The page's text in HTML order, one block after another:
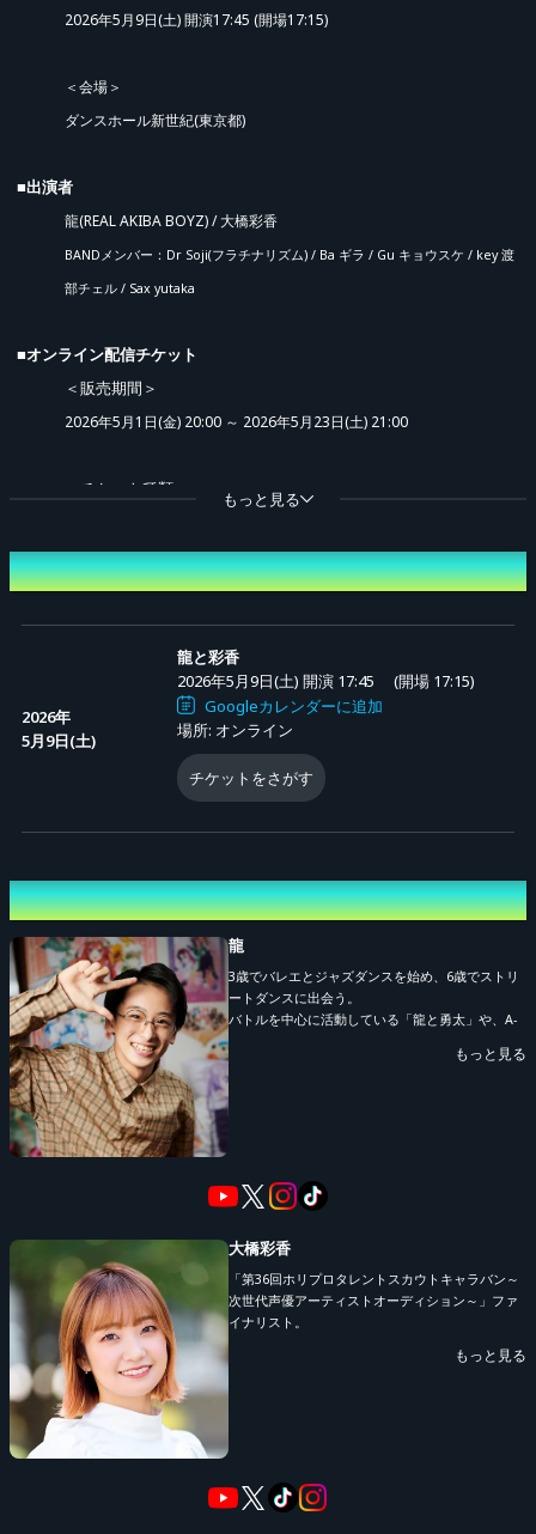
先行販売 (抽選)
2026年5月9日(土) 開演17:45 (開場17:15)
＜会場＞
ダンスホール新世紀(東京都)
■出演者
龍(REAL AKIBA BOYZ) / 大橋彩香
BANDメンバー：Dr Soji(フラチナリズム) / Ba ギラ / Gu キョウスケ / key 渡
部チェル / Sax yutaka
■オンライン配信チケット
＜販売期間＞
2026年5月1日(金) 20:00 ～ 2026年5月23日(土) 21:00
＜チケット種類＞
※チケットご購入時にシステム利用料が発生します。
※チケットをご購入いただいた方は、アーカイブ配信も追加料金なしでご視
■アーカイブ配信スケジュール
生配信終了後、公開準備が整い次第 ～ 2026年5月23日(日) 23:59 まで
※配信期間中は何度でもご視聴いただけます。
企画：アブストリームクリエイション
制作：アブストリームクリエイション / ディスクガレージ
■公演についてのお問い合わせはこちら
info@meteora-st.jp
■METEORA st. チャンネル登録はこちら
https://www.zan-live.com/channel/meteora_st
もっと見る
開催日時
2026年
5月9日(土)
龍と彩香
2026年5月9日(土) 開演 17:45
(開場 17:15)
Googleカレンダーに追加
場所: オンライン
チケットをさがす
出演者
龍
3歳でバレエとジャズダンスを始め、6歳でストリ
ートダンスに出会う。
バトルを中心に活動している「龍と勇太」や、A-
もっと見る
大橋彩香
「第36回ホリプロタレントスカウトキャラバン～
次世代声優アーティストオーディション～」ファ
イナリスト。
OP主題歌「YES!!」でソロアーティストデビュ
売も行うなど国内外で幅広く活動中。また声優と
しても多数の作品に出演中。
もっと見る